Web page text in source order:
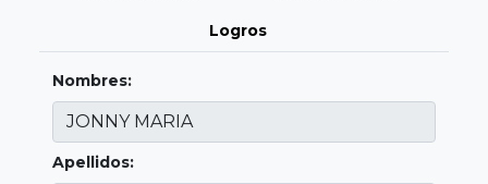
Logros
Nombres:
Apellidos: